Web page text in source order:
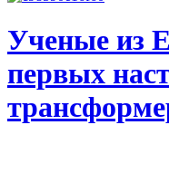
Ученые из
первых